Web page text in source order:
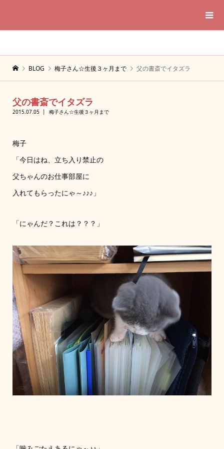
BLOG 梅子さん☆生後３ヶ月まで 父の書斎でイタズラ
父の書斎でイタズラ
2015.07.05 梅子さん☆生後３ヶ月まで
梅子
「今日はね、立ち入り禁止の
父ちゃんのお仕事部屋に
入れてもらったにゃ～♪♪♪」
「にゃんだ？これは？？？」